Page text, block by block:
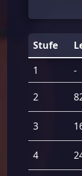
Stufe
1
-
2
3
4